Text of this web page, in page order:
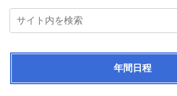
年間日程